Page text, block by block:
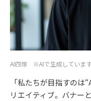
AI四塚 ※AIで生成しています
「私たちが目指すのは
リエイティブ。バナー